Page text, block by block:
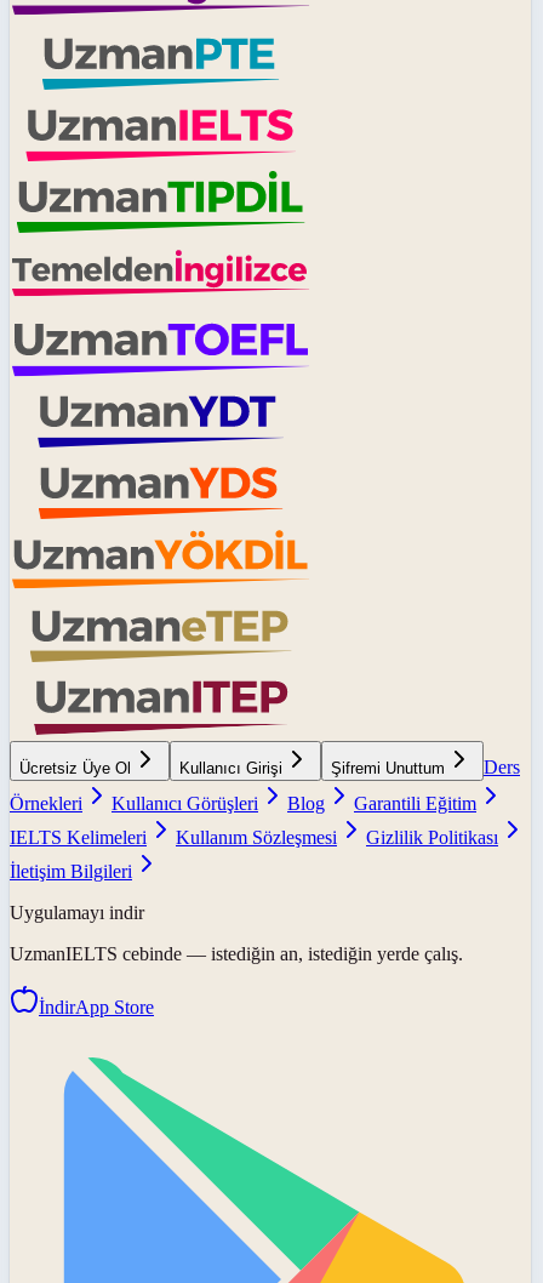
Ücretsiz Üye Ol Kullanıcı Girişi Şifremi Unuttum
Ders
Örnekleri
Kullanıcı Görüşleri Blog
Garantili Eğitim
IELTS Kelimeleri
Kullanım Sözleşmesi
Gizlilik Politikası
İletişim Bilgileri
Uygulamayı indir
UzmanIELTS cebinde — istediğin an, istediğin yerde çalış.
İndirApp Store